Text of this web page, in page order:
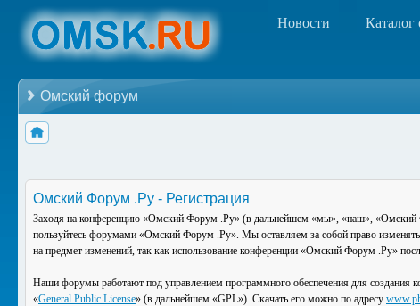
Новости Каталог
Омский форум
Омский Форум .Ру - Регистрация
Заходя на конференцию «Омский Форум .Ру» (в дальнейшем «мы», «наш», «Омский
пользуйтесь форумами «Омский Форум .Ру». Мы оставляем за собой право
на предмет изменений, так как использование конференции «Омский Форум .Ру»
Наши форумы работают под управлением программного обеспечения для
«General Public License» (в дальнейшем «GPL»). Скачать его можно по адресу